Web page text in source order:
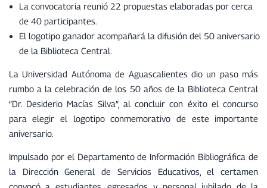
La convocatoria reunió 22 propuestas elaboradas por cerca
de 40 participantes.
El logotipo ganador acompañará la difusión del 50 aniversario
de la Biblioteca Central.
La Universidad Autónoma de Aguascalientes dio un paso más
rumbo a la celebración de los 50 años de la Biblioteca Central
“Dr. Desiderio Macías Silva”, al concluir con éxito el concurso
para elegir el logotipo conmemorativo de este importante
aniversario.
Impulsado por el Departamento de Información Bibliográfica de
la Dirección General de Servicios Educativos, el certamen